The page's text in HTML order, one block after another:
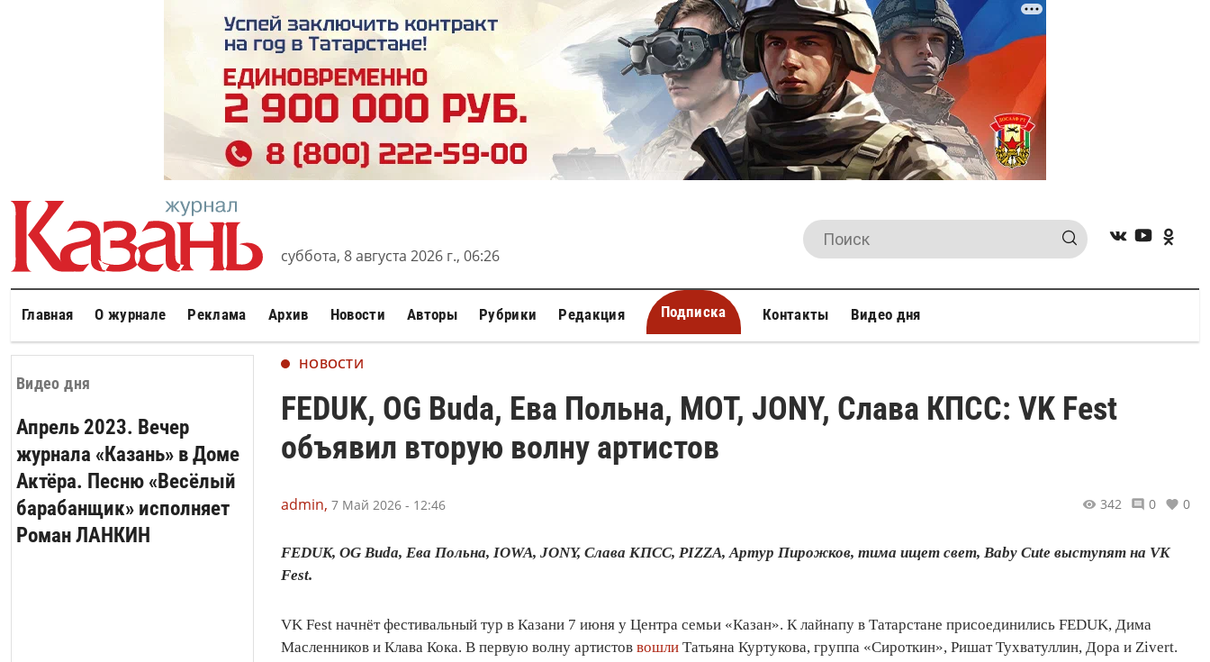
суббота, 8 августа 2026 г., 06:26
Главная О журнале Реклама Архив Новости Авторы Рубрики Редакция Подписка Контакты Видео дня
Видео дня
Апрель 2023. Вечер
журнала «Казань» в Доме
Актёра. Песню «Весёлый
барабанщик» исполняет
Роман ЛАНКИН
НОВОСТИ
FEDUK, OG Buda, Ева Польна, МОТ, JONY, Слава КПСС: VK Fest
объявил вторую волну артистов
admin, 7 Май 2026 - 12:46 342 0 0
FEDUK, OG Buda, Ева Польна, IOWA, JONY, Слава КПСС, PIZZA, Артур Пирожков, тима ищет свет, Baby Cute выступят на VK
Fest.
VK Fest начнёт фестивальный тур в Казани 7 июня у Центра семьи «Казан». К лайнапу в Татарстане присоединились FEDUK, Дима
Масленников и Клава Кока. В первую волну артистов вошли Татьяна Куртукова, группа «Сироткин», Ришат Тухватуллин, Дора и Zivert.